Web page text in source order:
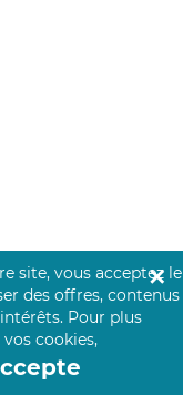
site, vous acceptez le
des offres, contenus
Pour plus
cookies,
✕